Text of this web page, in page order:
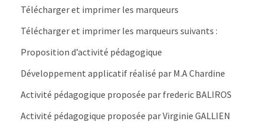
Télécharger et imprimer les marqueurs
Télécharger et imprimer les marqueurs suivants :
Proposition d’activité pédagogique
Développement applicatif réalisé par M.A Chardine
Activité pédagogique proposée par frederic BALIROS
Activité pédagogique proposée par Virginie GALLIEN